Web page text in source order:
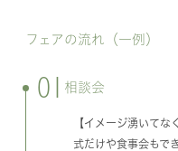
フェアの流れ（一例）
01 相談会
【イメージ湧いて
式だけや食事会もで